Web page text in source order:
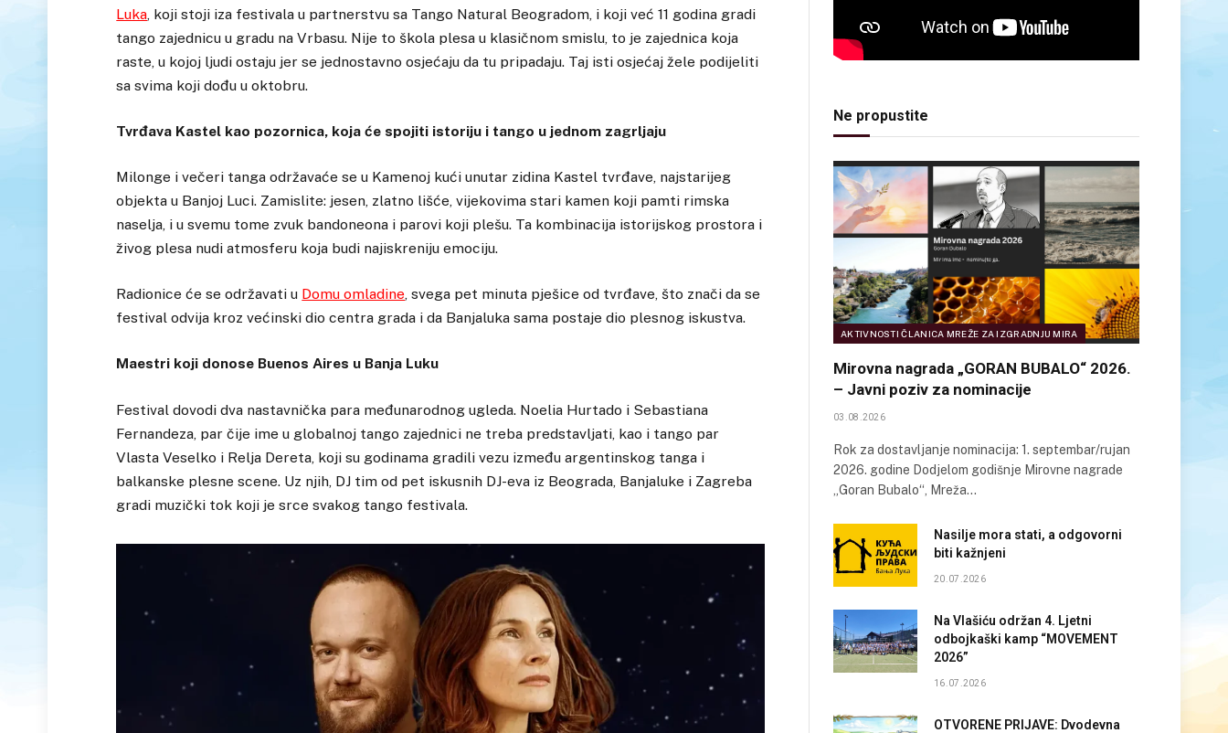
Luka , koji stoji iza festivala u partnerstvu sa Tango Natural Beogradom, i koji već 11 godina gradi
tango zajednicu u gradu na Vrbasu. Nije to škola plesa u klasičnom smislu, to je zajednica koja
raste, u kojoj ljudi ostaju jer se jednostavno osjećaju da tu pripadaju. Taj isti osjećaj žele podijeliti
sa svima koji dođu u oktobru.
Tvrđava Kastel kao pozornica, koja će spojiti istoriju i tango u jednom zagrljaju
Milonge i večeri tanga održavaće se u Kamenoj kući unutar zidina Kastel tvrđave, najstarijeg
objekta u Banjoj Luci. Zamislite: jesen, zlatno lišće, vijekovima stari kamen koji pamti rimska
naselja, i u svemu tome zvuk bandoneona i parovi koji plešu. Ta kombinacija istorijskog prostora i
živog plesa nudi atmosferu koja budi najiskreniju emociju.
Radionice će se održavati u Domu omladine, svega pet minuta pješice od tvrđave, što znači da se
festival odvija kroz većinski dio centra grada i da Banjaluka sama postaje dio plesnog iskustva.
Maestri koji donose Buenos Aires u Banja Luku
Festival dovodi dva nastavnička para međunarodnog ugleda. Noelia Hurtado i Sebastiana
Fernandeza, par čije ime u globalnoj tango zajednici ne treba predstavljati, kao i tango par
Vlasta Veselko i Relja Dereta, koji su godinama gradili vezu između argentinskog tanga i
balkanske plesne scene. Uz njih, DJ tim od pet iskusnih DJ-eva iz Beograda, Banjaluke i Zagreba
gradi muzički tok koji je srce svakog tango festivala.
Ne propustite
AKTIVNOSTI ČLANICA MREŽE ZA IZGRADNJU MIRA
Mirovna nagrada „GORAN BUBALO“ 2026.
– Javni poziv za nominacije
03.08.2026
Rok za dostavljanje nominacija: 1. septembar/rujan
2026. godine Dodjelom godišnje Mirovne nagrade
„Goran Bubalo“, Mreža…
Nasilje mora stati, a odgovorni
biti kažnjeni
20.07.2026
Na Vlašiću održan 4. Ljetni
odbojkaški kamp “MOVEMENT
2026”
16.07.2026
OTVORENE PRIJAVE: Dvodevna